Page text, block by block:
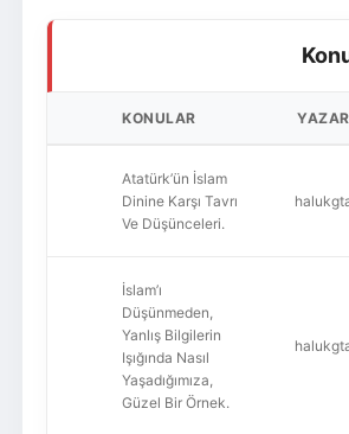
KONULAR YAZAR
Atatürk’ün İslam
Dinine Karşı Tavrı
Ve Düşünceleri.
İslam’ı
Düşünmeden,
Yanlış Bilgilerin
Işığında Nasıl
Yaşadığımıza,
Güzel Bir Örnek.